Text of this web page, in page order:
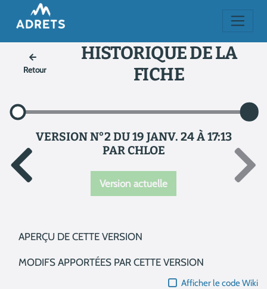
Retour
HISTORIQUE DE LA
FICHE
VERSION N°2 DU 19 JANV. 24 À 17:13
PAR CHLOE
Version actuelle
APERÇU DE CETTE VERSION
MODIFS APPORTÉES PAR CETTE VERSION
Afficher le code Wiki